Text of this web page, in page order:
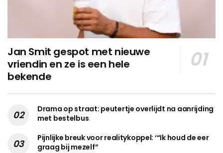
Jan Smit gespot met nieuwe
vriendin en ze is een hele
bekende
Drama op straat: peutertje overlijdt na aanrijding
met bestelbus
Pijnlijke breuk voor realitykoppel: ‘“Ik houd de eer
graag bij mezelf”